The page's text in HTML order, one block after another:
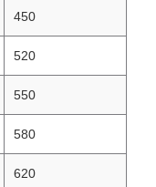
450
520
550
580
620